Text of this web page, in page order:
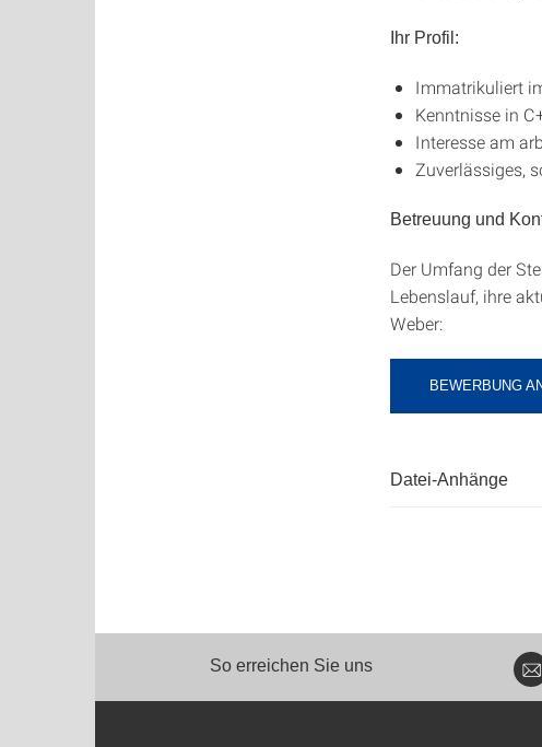
Ihr Profil:
Immatrikuliert
Kenntnisse in
Interesse am
Zuverlässiges,
Betreuung und
Der Umfang der
Lebenslauf, ihre
Weber:
BEWERBUNG
Datei-Anhänge
So erreichen Sie uns